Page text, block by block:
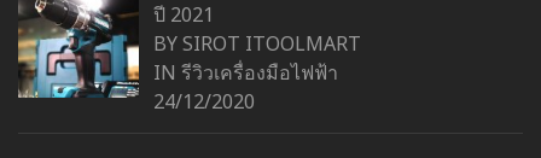
ปี 2021
BY SIROT ITOOLMART
IN รีวิวเครื่องมือไฟฟ้า
24/12/2020